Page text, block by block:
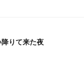
りて来た夜